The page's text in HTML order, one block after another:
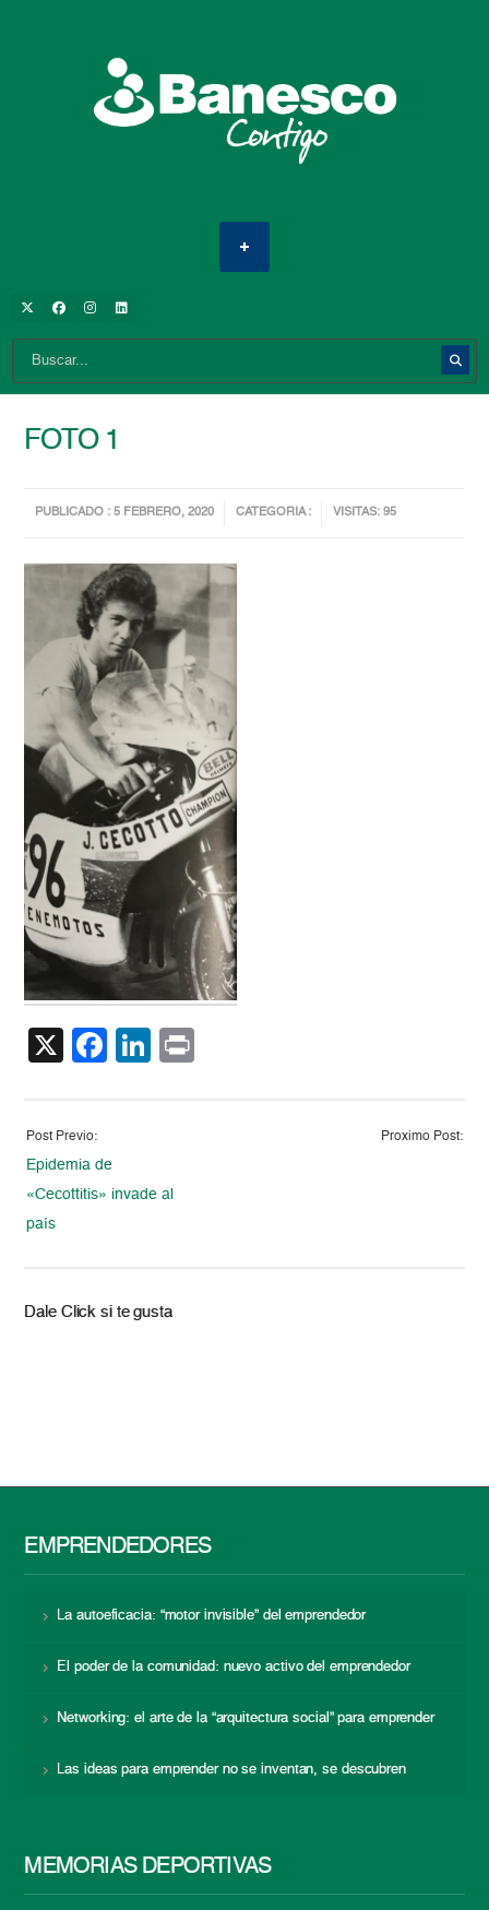
FOTO 1
PUBLICADO : 5 FEBRERO, 2020 CATEGORIA : VISITAS: 95
X Facebook
LinkedIn
Post Previo:
Epidemia de
«Cecottitis» invade al
país
Proximo Post:
Dale Click si te gusta
EMPRENDEDORES
La autoeficacia: “motor invisible” del emprendedor
El poder de la comunidad: nuevo activo del emprendedor
Networking: el arte de la “arquitectura social” para emprender
Las ideas para emprender no se inventan, se descubren
MEMORIAS DEPORTIVAS